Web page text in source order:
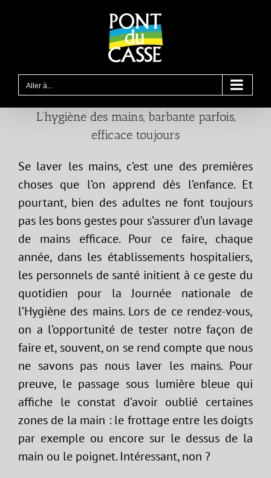
Aller à...
L’hygiène des mains, barbante parfois,
efficace toujours
Se laver les mains, c’est une des premières
choses que l’on apprend dès l’enfance. Et
pourtant, bien des adultes ne font toujours
pas les bons gestes pour s’assurer d’un lavage
de mains efficace. Pour ce faire, chaque
année, dans les établissements hospitaliers,
les personnels de santé initient à ce geste du
quotidien pour la Journée nationale de
l’Hygiène des mains. Lors de ce rendez-vous,
on a l’opportunité de tester notre façon de
faire et, souvent, on se rend compte que nous
ne savons pas nous laver les mains. Pour
preuve, le passage sous lumière bleue qui
affiche le constat d’avoir oublié certaines
zones de la main : le frottage entre les doigts
par exemple ou encore sur le dessus de la
main ou le poignet. Intéressant, non ?